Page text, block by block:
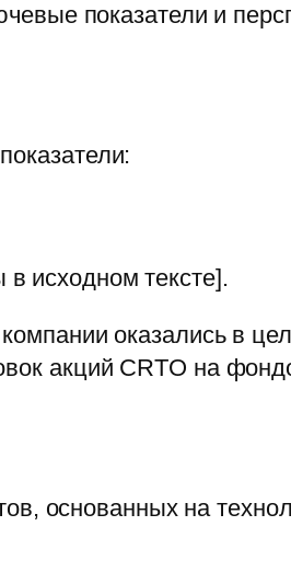
показатели и
исходном тексте].
оказались в
акций CRTO на
основанных на